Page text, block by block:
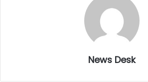
News Desk